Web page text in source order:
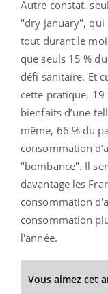
Autre constat,
"dry january", qui
tout durant le
que seuls 15 %
défi sanitaire. Et
cette pratique, 19
bienfaits d’une
même, 66 % du
consommation
"bombance". Il
davantage les
consommation
consommation
l'année.
Vous aimez cet